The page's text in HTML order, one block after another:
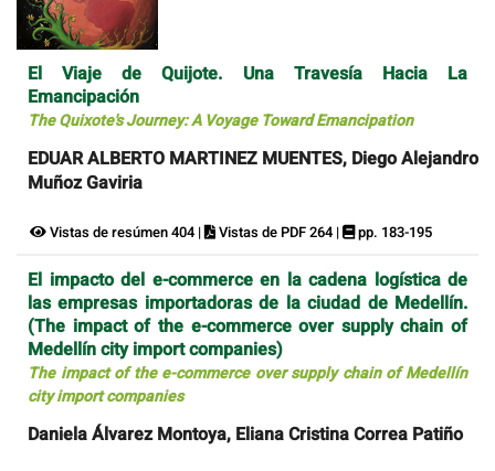
El Viaje de Quijote. Una Travesía Hacia La
Emancipación
The Quixote's Journey: A Voyage Toward Emancipation
EDUAR ALBERTO MARTINEZ MUENTES, Diego Alejandro
Muñoz Gaviria
Vistas de resúmen 404 | Vistas de PDF 264 | pp. 183-195
El impacto del e-commerce en la cadena logística de
las empresas importadoras de la ciudad de Medellín.
(The impact of the e-commerce over supply chain of
Medellín city import companies)
The impact of the e-commerce over supply chain of Medellín
city import companies
Daniela Álvarez Montoya, Eliana Cristina Correa Patiño